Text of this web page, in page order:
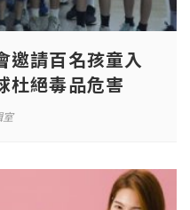
邀請百名孩童入
杜絕毒品危害
室